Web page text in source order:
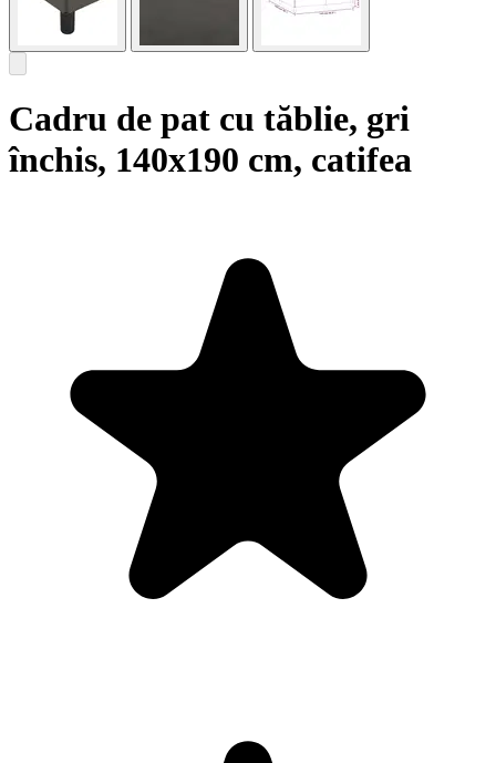
Cadru de pat cu tăblie, gri
închis, 140x190 cm, catifea